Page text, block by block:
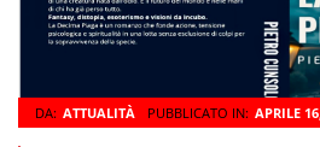
DA: ATTUALITÀ PUBBLICATO IN: APRILE